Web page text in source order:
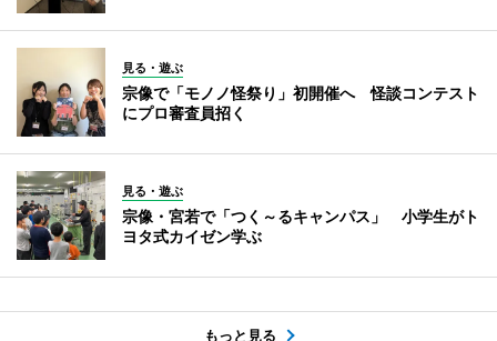
見る・遊ぶ
宗像で「モノノ怪祭り」初開催へ 怪談コンテスト
にプロ審査員招く
見る・遊ぶ
宗像・宮若で「つく～るキャンパス」 小学生がト
ヨタ式カイゼン学ぶ
もっと見る